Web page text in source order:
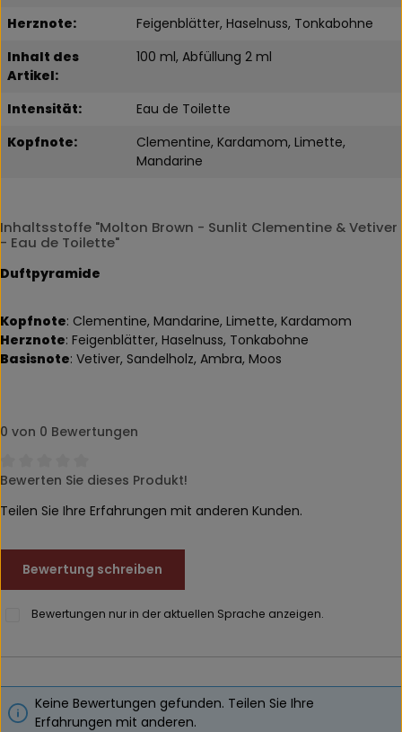
Herznote:
Feigenblätter, Haselnuss, Tonkabohne
Inhalt des
Artikel:
100 ml, Abfüllung 2 ml
Intensität:
Eau de Toilette
Kopfnote:
Clementine, Kardamom, Limette,
Mandarine
Inhaltsstoffe "Molton Brown - Sunlit Clementine & Vetiver
- Eau de Toilette"
Duftpyramide
Kopfnote: Clementine, Mandarine, Limette, Kardamom
Herznote: Feigenblätter, Haselnuss, Tonkabohne
Basisnote: Vetiver, Sandelholz, Ambra, Moos
0 von 0 Bewertungen
Durchschnittliche Bewertung von 0 von 5 Sternen
Bewerten Sie dieses Produkt!
Teilen Sie Ihre Erfahrungen mit anderen Kunden.
Bewertung schreiben
Bewertungen nur in der aktuellen Sprache anzeigen.
Keine Bewertungen gefunden. Teilen Sie Ihre
Erfahrungen mit anderen.